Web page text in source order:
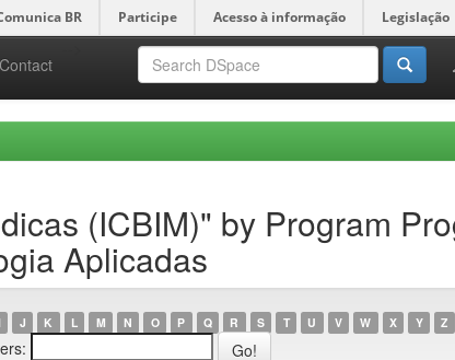
BR Participe Acesso à informação Legislação
Contact
(ICBIM)" by Program
Aplicadas
J K L M N O P Q R S T U V W X Y Z